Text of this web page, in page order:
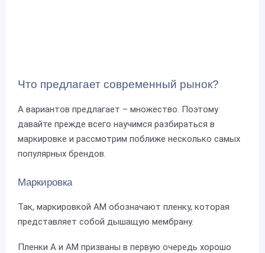
Что предлагает современный рынок?
А вариантов предлагает – множество. Поэтому
давайте прежде всего научимся разбираться в
маркировке и рассмотрим поближе несколько самых
популярных брендов.
Маркировка
Так, маркировкой АМ обозначают пленку, которая
представляет собой дышащую мембрану.
Пленки А и АМ призваны в первую очередь хорошо